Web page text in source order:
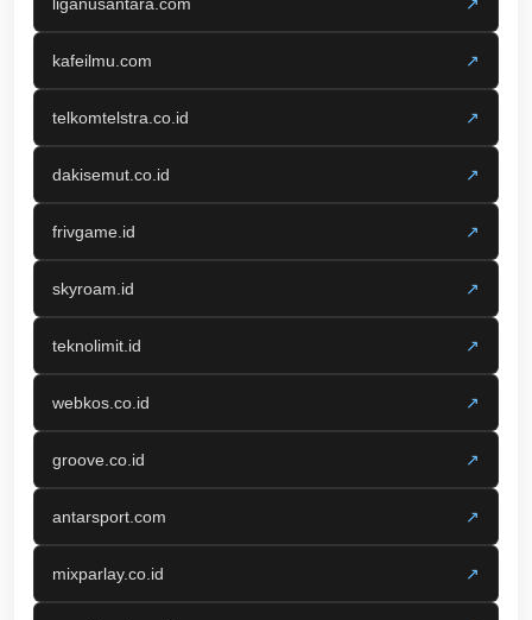
kafeilmu.com ↗
telkomtelstra.co.id ↗
dakisemut.co.id ↗
frivgame.id ↗
skyroam.id ↗
teknolimit.id ↗
webkos.co.id ↗
groove.co.id ↗
antarsport.com ↗
mixparlay.co.id ↗